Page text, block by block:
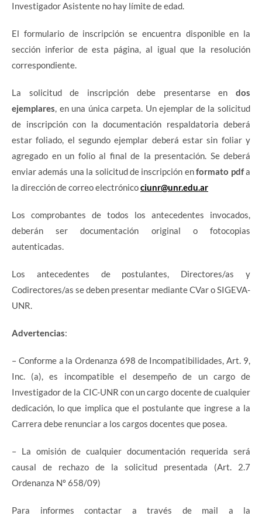
Investigador Asistente no hay límite de edad.
El formulario de inscripción se encuentra disponible en la
sección inferior de esta página, al igual que la resolución
correspondiente.
La solicitud de inscripción debe presentarse en dos
ejemplares, en una única carpeta. Un ejemplar de la solicitud
de inscripción con la documentación respaldatoria deberá
estar foliado, el segundo ejemplar deberá estar sin foliar y
agregado en un folio al final de la presentación. Se deberá
enviar además una la solicitud de inscripción enformato pdfa
la dirección de correo electrónicociunr@unr.edu.ar
Los comprobantes de todos los antecedentes invocados,
deberán ser documentación original o fotocopias
autenticadas.
Los antecedentes de postulantes, Directores/as y
Codirectores/as se deben presentar mediante CVar o SIGEVA-
UNR.
Advertencias:
– Conforme a la Ordenanza 698 de Incompatibilidades, Art. 9,
Inc. (a), es incompatible el desempeño de un cargo de
Investigador de la CIC-UNR con un cargo docente de cualquier
dedicación, lo que implica que el postulante que ingrese a la
Carrera debe renunciar a los cargos docentes que posea.
– La omisión de cualquier documentación requerida será
causal de rechazo de la solicitud presentada (Art. 2.7
Ordenanza Nº 658/09)
Para informes contactar a través de mail a la